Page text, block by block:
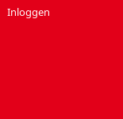
Inloggen